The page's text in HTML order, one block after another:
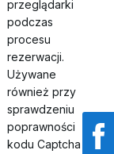
przeglądarki
podczas
procesu
rezerwacji.
Używane
również przy
sprawdzeniu
poprawności
kodu Captcha